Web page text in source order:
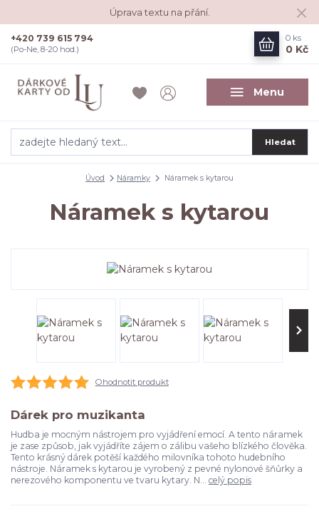
Úprava textu na přání.
Menu
Hledat
+420 739 615 794
(Po-Ne, 8-20 hod.)
0 ks
0 Kč
Úvod Náramky Náramek s kytarou
Náramek s kytarou
Ohodnotit produkt
Dárek pro muzikanta
Hudba je mocným nástrojem pro vyjádření emocí. A tento náramek
je zase způsob, jak vyjádříte zájem o zálibu vašeho blízkého člověka.
Tento krásný dárek potěší každého milovníka tohoto hudebního
nástroje. Náramek s kytarou je vyrobený z pevné nylonové šňůrky a
nerezového komponentu ve tvaru kytary. N... celý popis